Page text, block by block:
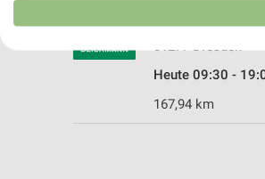
Enderstraße 59
01277 Dresden
Heute 09:30 -
167,94 km
Erstellung von Profilen für
Erstellung von Profilen zur